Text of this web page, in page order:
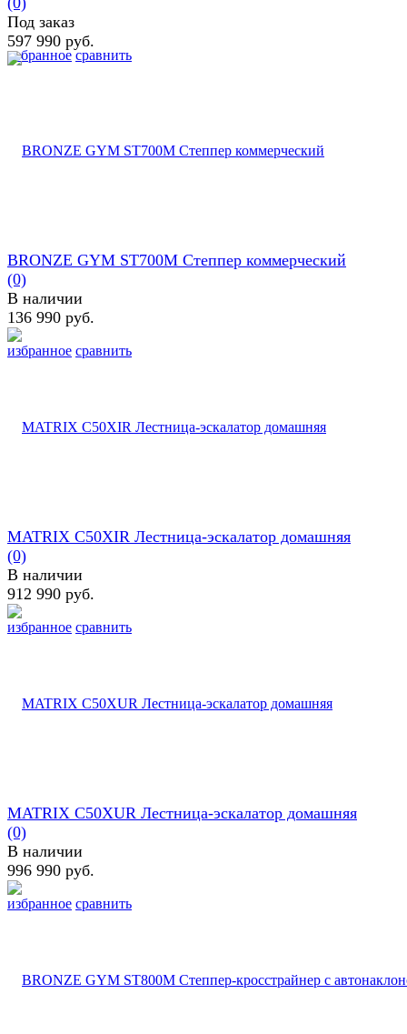
избранное сравнить
Под заказ
597 990 руб.
избранное сравнить
BRONZE GYM ST700M Степпер коммерческий
(0)
В наличии
136 990 руб.
избранное сравнить
MATRIX C50XIR Лестница-эскалатор домашняя
(0)
В наличии
912 990 руб.
избранное сравнить
MATRIX C50XUR Лестница-эскалатор домашняя
(0)
В наличии
996 990 руб.